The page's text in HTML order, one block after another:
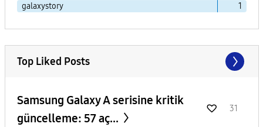
galaxystory 1
Top Liked Posts
Samsung Galaxy A serisine kritik
güncelleme: 57 aç...
31